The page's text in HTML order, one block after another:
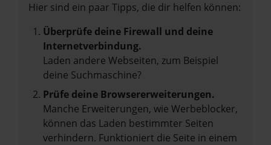
Hier sind ein paar Tipps, die dir helfen können:
Überprüfe deine Firewall und deine
Internetverbindung.
Laden andere Webseiten, zum Beispiel
deine Suchmaschine?
Prüfe deine Browsererweiterungen.
Manche Erweiterungen, wie Werbeblocker,
können das Laden bestimmter Seiten
verhindern. Funktioniert die Seite in einem